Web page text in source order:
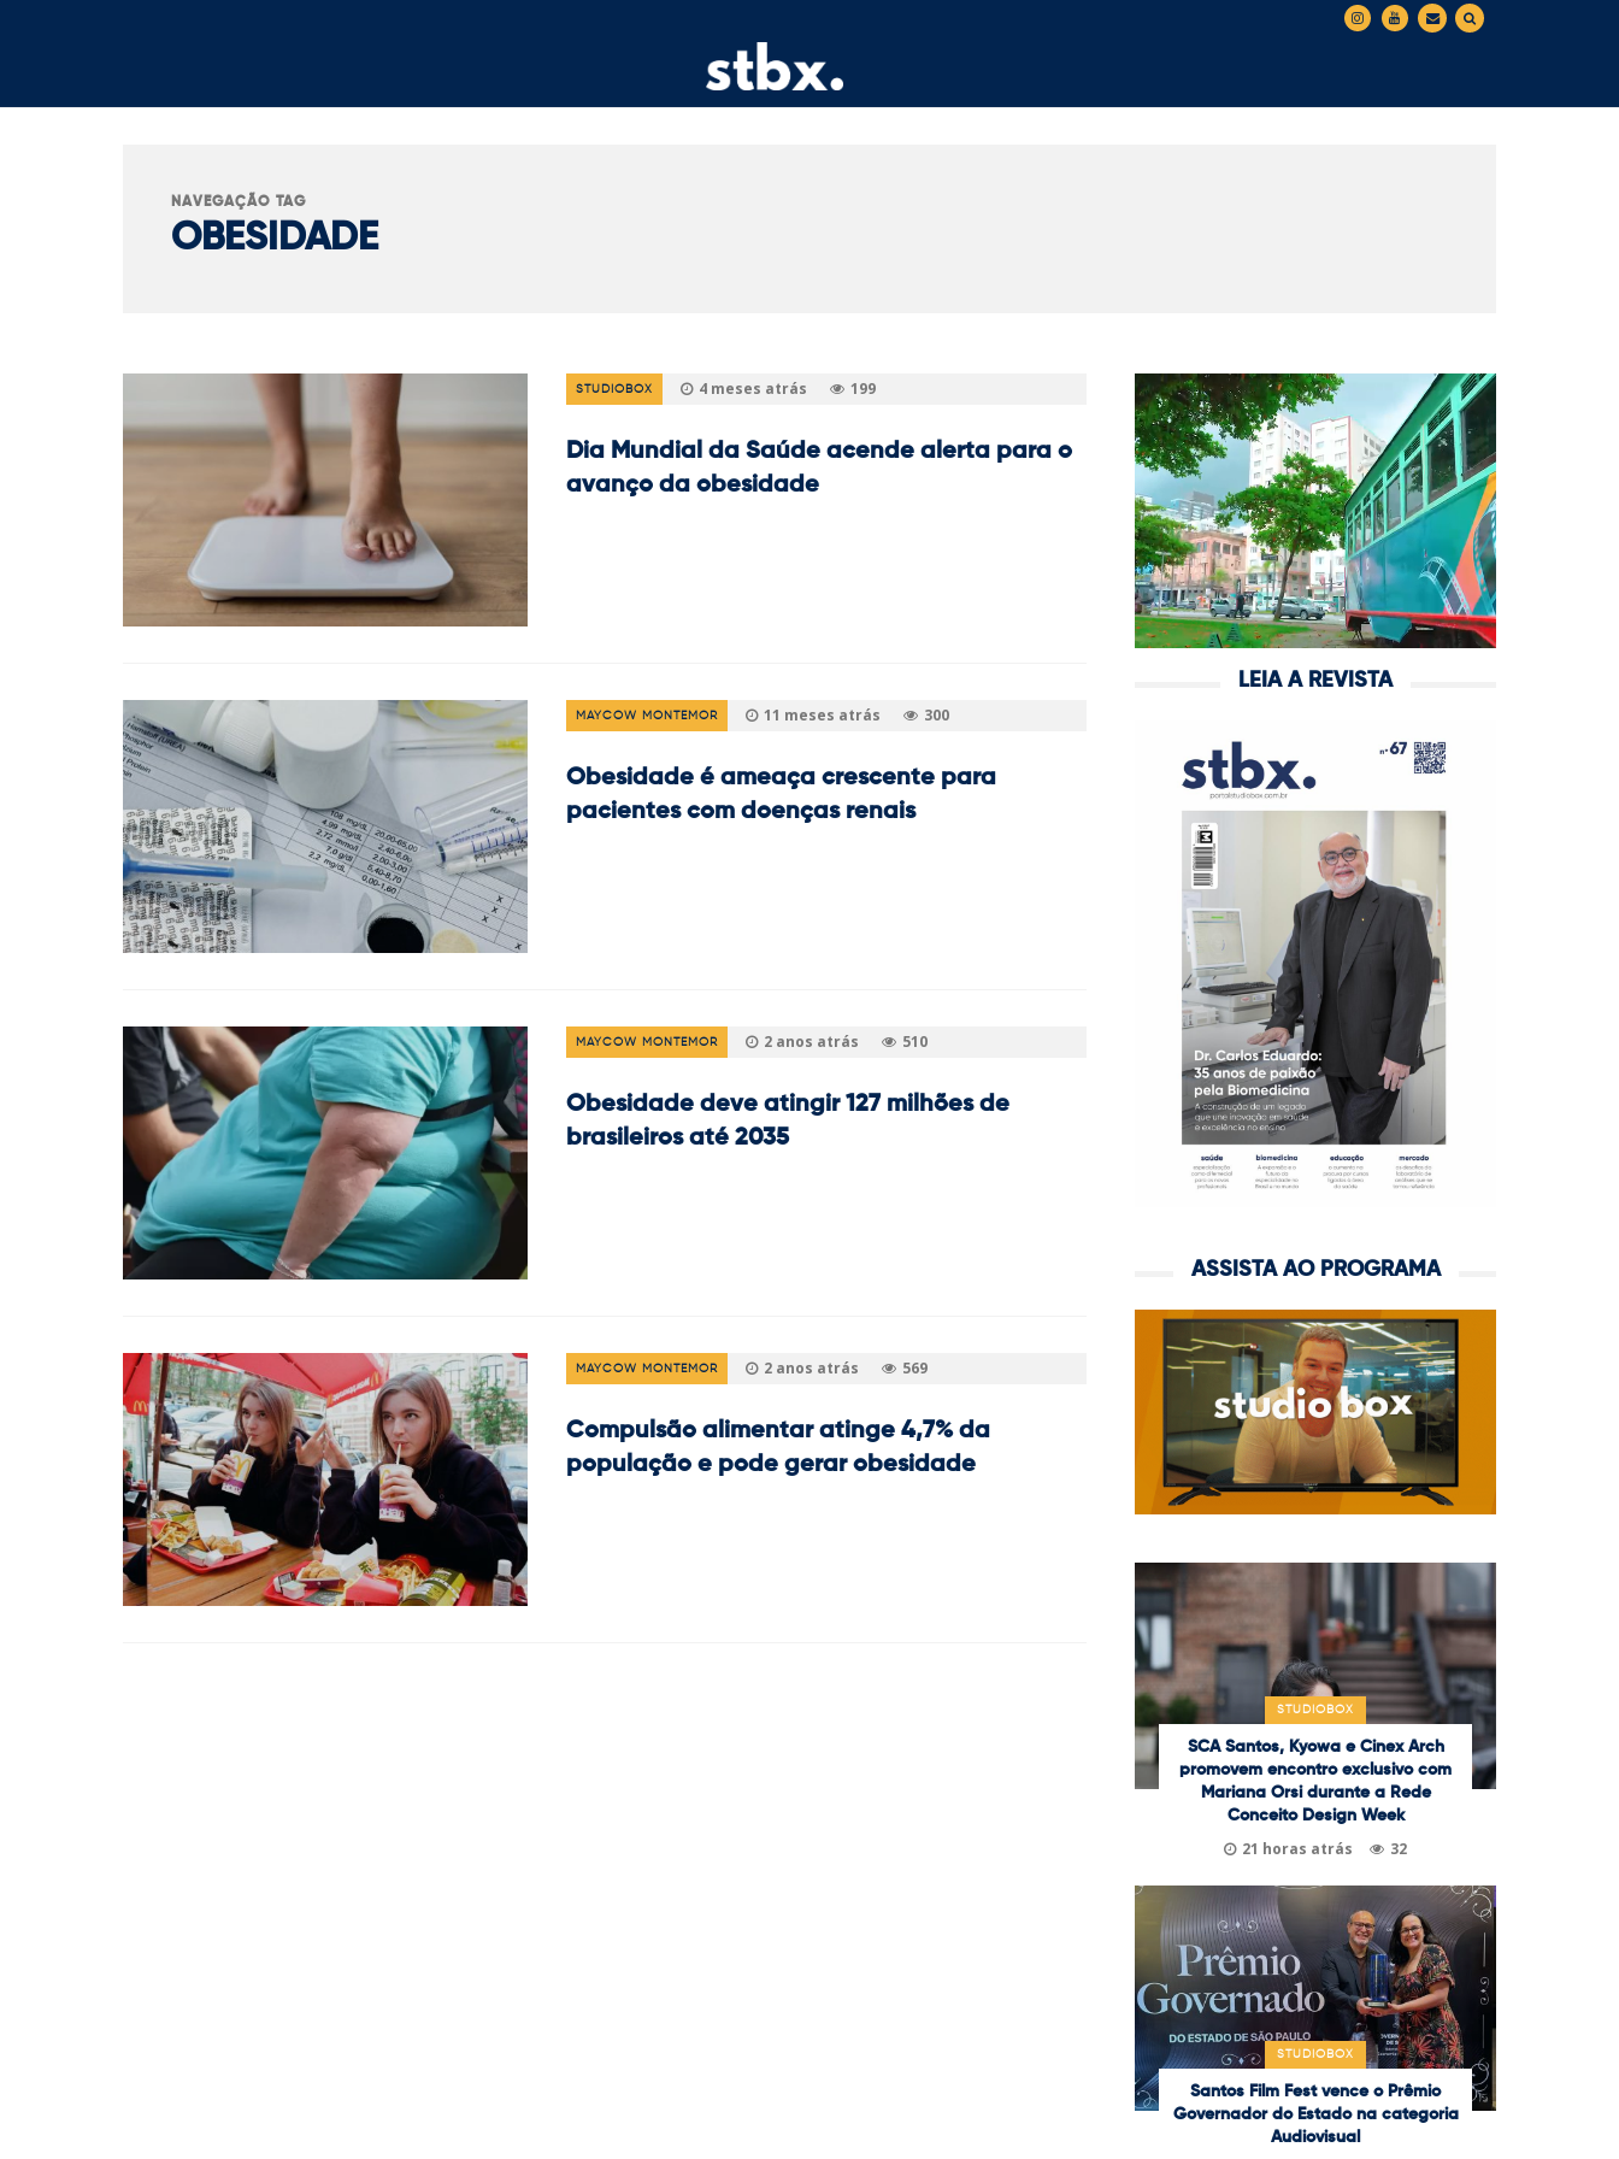
NAVEGAÇÃO TAG
OBESIDADE
STUDIOBOX 4 meses atrás 199
Dia Mundial da Saúde acende alerta para o
avanço da obesidade
MAYCOW MONTEMOR 11 meses atrás 300
Obesidade é ameaça crescente para
pacientes com doenças renais
MAYCOW MONTEMOR 2 anos atrás 510
Obesidade deve atingir 127 milhões de
brasileiros até 2035
MAYCOW MONTEMOR 2 anos atrás 569
Compulsão alimentar atinge 4,7% da
população e pode gerar obesidade
LEIA A REVISTA
ASSISTA AO PROGRAMA
STUDIOBOX
SCA Santos, Kyowa e Cinex Arch
promovem encontro exclusivo com
Mariana Orsi durante a Rede
Conceito Design Week
21 horas atrás 32
STUDIOBOX
Santos Film Fest vence o Prêmio
Governador do Estado na categoria
Audiovisual